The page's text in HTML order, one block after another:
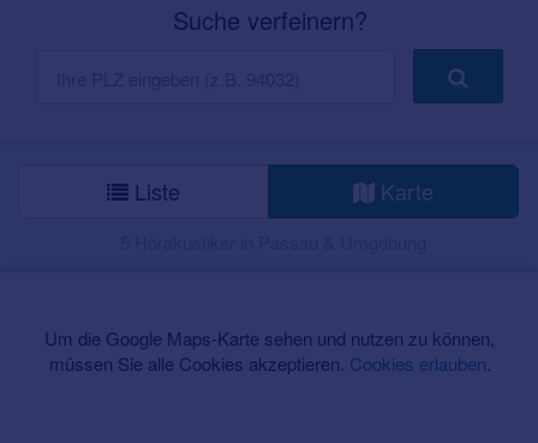
Suche verfeinern?
Liste Karte
Um die Google Maps-Karte sehen und nutzen zu können,
müssen Sie alle Cookies akzeptieren. Cookies erlauben.